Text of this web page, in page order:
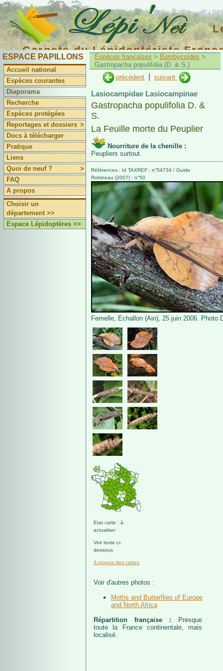
Carnets du Lépidoptériste
ESPACE PAPILLONS
Accueil national
Espèces courantes
Diaporama
Recherche
Espèces protégées
Reportages et dossiers >
Docs à télécharger
Pratique
Liens
Quoi de neuf ?
>
FAQ
A propos
Choisir un
département >>
Espace Lépidoptères >>
Espèces françaises > Bombycoïdes >
Gastropacha populifolia (D. & S.)
précédent
suivant
Lasiocampidae Lasiocampinae
Gastropacha populifolia D. &
S.
La Feuille morte du Peuplier
Nourriture de la chenille :
Peupliers surtout.
Références : Id TAXREF : n°54734 / Guide
Robineau (2007) : n°50
Femelle, Echallon (Ain), 25 juin 2006. Photo
Etat carte : à
actualiser
Voir texte ci-
dessous
A propos des cartes
Voir d'autres photos :
Moths and Butterflies of Europe
and North Africa
Répartition française :
Presque
toute la France continentale, mais
localisé.